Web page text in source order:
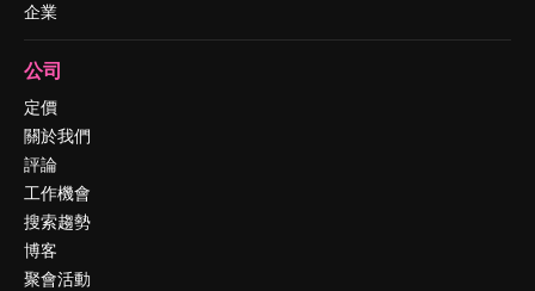
企業
公司
定價
關於我們
評論
工作機會
搜索趨勢
博客
聚會活動